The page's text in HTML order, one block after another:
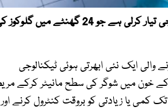
طبی ماہرین نے ذیابیطس کے مریضوں کی بڑی مشکل آسان کرتے ہوئے ایک ایسی ٹیکنالوجی تیار کرلی ہے جو 24 گھنٹے
ایک نئی ابھرتی ہوئی ٹیکنالوجی
خون میں شوگر کی سطح مانیٹر کرکے
کمی یا زیادتی کو بروقت کنٹرول کرنے اور